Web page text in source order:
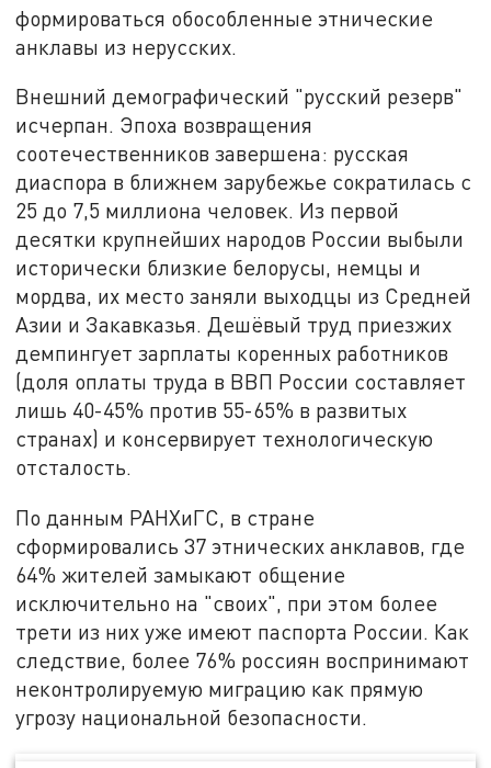
формироваться обособленные этнические
анклавы из нерусских.
Внешний демографический "русский резерв"
исчерпан. Эпоха возвращения
соотечественников завершена: русская
диаспора в ближнем зарубежье сократилась с
25 до 7,5 миллиона человек. Из первой
десятки крупнейших народов России выбыли
исторически близкие белорусы, немцы и
мордва, их место заняли выходцы из Средней
Азии и Закавказья. Дешёвый труд приезжих
демпингует зарплаты коренных работников
(доля оплаты труда в ВВП России составляет
лишь 40-45% против 55-65% в развитых
странах) и консервирует технологическую
отсталость.
По данным РАНХиГС, в стране
сформировались 37 этнических анклавов, где
64% жителей замыкают общение
исключительно на "своих", при этом более
трети из них уже имеют паспорта России. Как
следствие, более 76% россиян воспринимают
неконтролируемую миграцию как прямую
угрозу национальной безопасности.